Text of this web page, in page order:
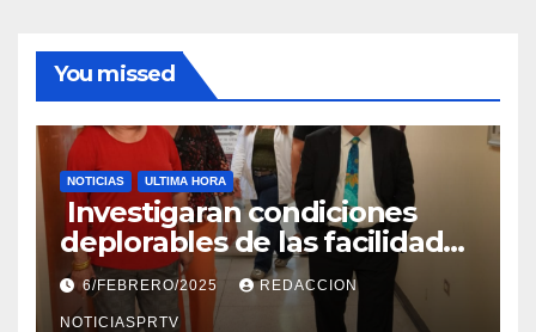
You missed
NOTICIAS ULTIMA HORA
Investigaran condiciones
deplorables de las facilidades
el Departamento de la Salud
en Mayagüez
6/FEBRERO/2025 REDACCION
NOTICIASPRTV